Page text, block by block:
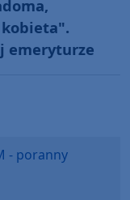
emeryturze
stronastrona
- poranny